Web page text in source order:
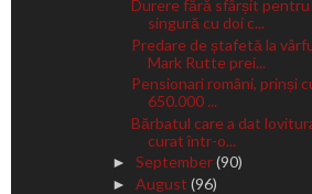
Durere fără sfârșit pentru
singură cu doi c...
Predare de ștafetă la
Mark Rutte prei...
Pensionari români, prinși
650.000 ...
Bărbatul care a dat
curat într-o...
► September(90)
► August (96)